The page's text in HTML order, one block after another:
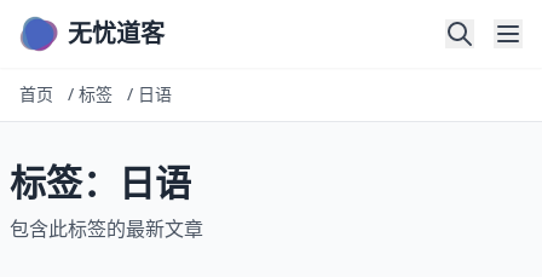
无忧道客
首页 / 标签 / 日语
标签：日语
包含此标签的最新文章